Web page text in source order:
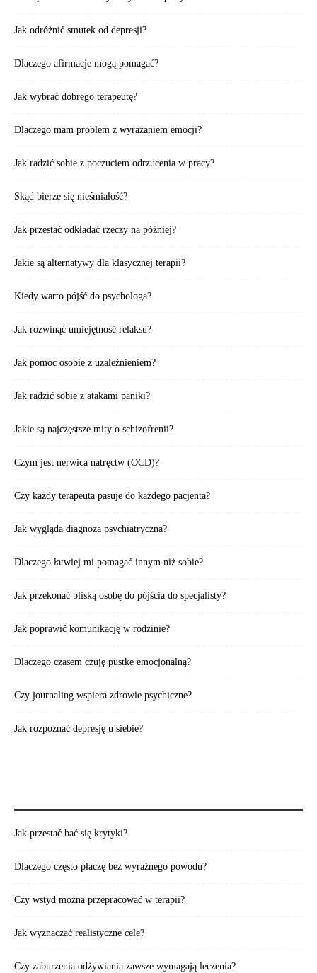
Jak odróżnić smutek od depresji?
Dlaczego afirmacje mogą pomagać?
Jak wybrać dobrego terapeutę?
Dlaczego mam problem z wyrażaniem emocji?
Jak radzić sobie z poczuciem odrzucenia w pracy?
Skąd bierze się nieśmiałość?
Jak przestać odkładać rzeczy na później?
Jakie są alternatywy dla klasycznej terapii?
Kiedy warto pójść do psychologa?
Jak rozwinąć umiejętność relaksu?
Jak pomóc osobie z uzależnieniem?
Jak radzić sobie z atakami paniki?
Jakie są najczęstsze mity o schizofrenii?
Czym jest nerwica natręctw (OCD)?
Czy każdy terapeuta pasuje do każdego pacjenta?
Jak wygląda diagnoza psychiatryczna?
Dlaczego łatwiej mi pomagać innym niż sobie?
Jak przekonać bliską osobę do pójścia do specjalisty?
Jak poprawić komunikację w rodzinie?
Dlaczego czasem czuję pustkę emocjonalną?
Czy journaling wspiera zdrowie psychiczne?
Jak rozpoznać depresję u siebie?
Jak przestać bać się krytyki?
Dlaczego często płaczę bez wyraźnego powodu?
Czy wstyd można przepracować w terapii?
Jak wyznaczać realistyczne cele?
Czy zaburzenia odżywiania zawsze wymagają leczenia?